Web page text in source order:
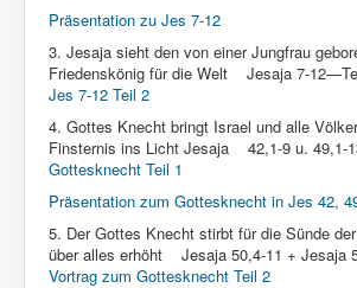
Präsentation zu Jes 7-12
3. Jesaja sieht den von einer Jungfrau
Friedenskönig für die Welt Jesaja 7-
Jes 7-12 Teil 2
4. Gottes Knecht bringt Israel und alle
Finsternis ins Licht Jesaja 42,1-9 u. 49,1-
Gottesknecht Teil 1
Präsentation zum Gottesknecht in Jes 42,
5. Der Gottes Knecht stirbt für die Sünde
über alles erhöht Jesaja 50,4-11 + Jesaja
Vortrag zum Gottesknecht Teil 2